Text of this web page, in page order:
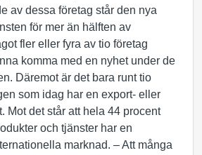
av dessa företag står den nya
för mer än hälften av
fler eller fyra av tio företag
komma med en nyhet under de
Däremot är det bara runt tio
som idag har en export- eller
Mot det står att hela 44 procent
och tjänster har en
marknad. – Att många